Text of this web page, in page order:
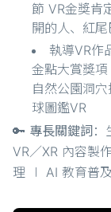
節 VR金獎肯
開的人、紅尾
執導VR作
金點大賞獎
自然公園洞
球圖鑑VR
🔑 專長關鍵詞 ：
VR／XR 內容製
理 ∣ AI 教育普及